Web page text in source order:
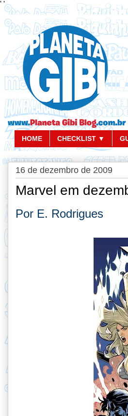
' '
HOME CHECKLIST ▼
16 de dezembro de 2009
Marvel em
Por E. Rodrigues